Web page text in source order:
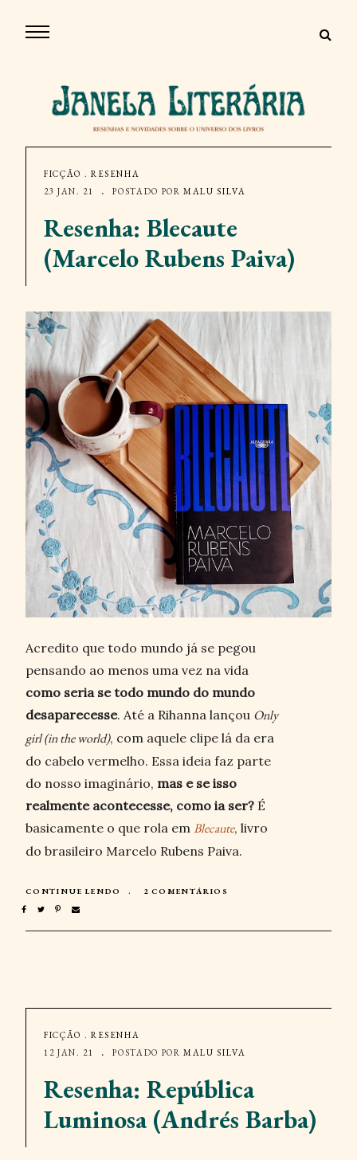
FICÇÃO . RESENHA
23 JAN. 21
POSTADO PORMALU SILVA
Resenha: Blecaute
(Marcelo Rubens Paiva)
Acredito que todo mundo já se pegou
pensando ao menos uma vez na vida
como seria se todo mundo do mundo
desaparecesse. Até a Rihanna lançou Only
girl (in the world), com aquele clipe lá da era
do cabelo vermelho. Essa ideia faz parte
do nosso imaginário, mas e se isso
realmente acontecesse, como ia ser? É
basicamente o que rola em Blecaute, livro
do brasileiro Marcelo Rubens Paiva.
CONTINUE LENDO 2 COMENTÁRIOS
FICÇÃO . RESENHA
12 JAN. 21
POSTADO PORMALU SILVA
Resenha: República
Luminosa (Andrés Barba)